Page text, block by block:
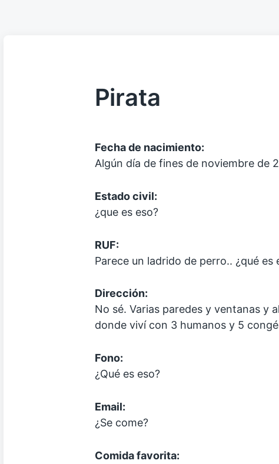
Pirata
Fecha de nacimiento:
Algún día de fines de noviembre de
Estado civil:
¿que es eso?
RUF:
Parece un ladrido de perro.. ¿qué es
Dirección:
No sé. Varias paredes y ventanas y
donde viví con 3 humanos y 5
Fono:
¿Qué es eso?
Email:
¿Se come?
Comida favorita: